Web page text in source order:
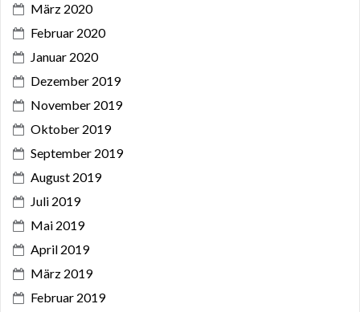
März 2020
Februar 2020
Januar 2020
Dezember 2019
November 2019
Oktober 2019
September 2019
August 2019
Juli 2019
Mai 2019
April 2019
März 2019
Februar 2019